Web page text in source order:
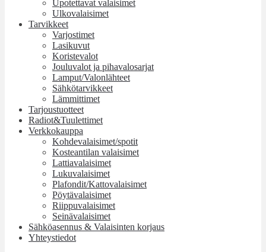
Upotettavat valaisimet
Ulkovalaisimet
Tarvikkeet
Varjostimet
Lasikuvut
Koristevalot
Jouluvalot ja pihavalosarjat
Lamput/Valonlähteet
Sähkötarvikkeet
Lämmittimet
Tarjoustuotteet
Radiot&Tuulettimet
Verkkokauppa
Kohdevalaisimet/spotit
Kosteantilan valaisimet
Lattiavalaisimet
Lukuvalaisimet
Plafondit/Kattovalaisimet
Pöytävalaisimet
Riippuvalaisimet
Seinävalaisimet
Sähköasennus & Valaisinten korjaus
Yhteystiedot